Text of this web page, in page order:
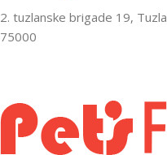
FILTRIRAJ PO TEŽINI
1kg – 3kg
2. tuzlanske brigade 19, Tuzla
75000